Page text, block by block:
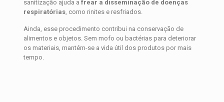
sanitização ajuda a frear a disseminação de doenças
respiratórias, como rinites e resfriados.
Ainda, esse procedimento contribui na conservação de
alimentos e objetos. Sem mofo ou bactérias para deteriorar
os materiais, mantém-se a vida útil dos produtos por mais
tempo.